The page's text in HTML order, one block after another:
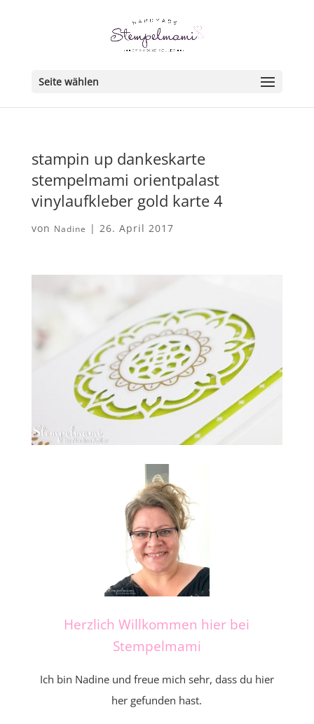
Seite wählen
stampin up dankeskarte
stempelmami orientpalast
vinylaufkleber gold karte 4
von Nadine | 26. April 2017
Herzlich Willkommen hier bei
Stempelmami
Ich bin Nadine und freue mich sehr, dass du hier
her gefunden hast.